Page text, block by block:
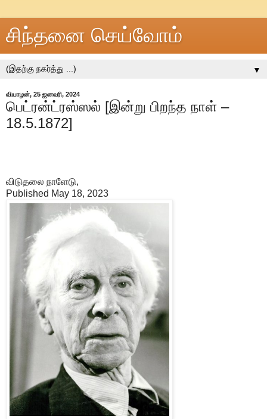
சிந்தனை செய்வோம்
▼
வியாழன், 25 ஜனவரி, 2024
பெட்ரன்ட்ரஸ்ஸல் [இன்று பிறந்த நாள் –
18.5.1872]
விடுதலை நாளேடு,
Published May 18, 2023